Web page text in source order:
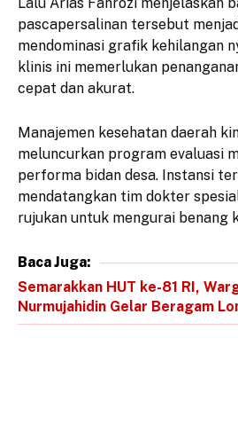
pascapersalinan tersebut
mendominasi grafik kehilangan
klinis ini memerlukan
cepat dan akurat.
​Manajemen kesehatan daerah
meluncurkan program evaluasi
performa bidan desa. Instansi
mendatangkan tim dokter
rujukan untuk mengurai benang
Baca Juga:
Semarakkan HUT ke-81 RI,
Nurmujahidin Gelar Beragam